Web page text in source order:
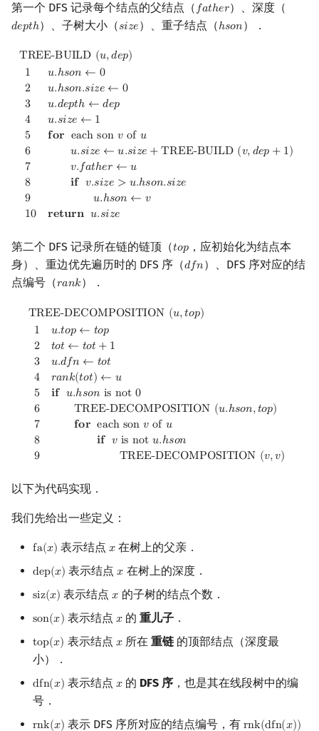
二次域
第一个 DFS 记录每个结点的父结点（𝑓𝑎𝑡ℎ𝑒𝑟
father）、深度（
𝑑𝑒𝑝𝑡ℎ
depth）、子树大小（𝑠𝑖𝑧𝑒
size）、重子结点（ℎ𝑠𝑜𝑛
hson）．
TREE-BUILD (𝑢,𝑑𝑒𝑝)
1
𝑢.ℎ𝑠𝑜𝑛 ← 0
2
𝑢.ℎ𝑠𝑜𝑛.𝑠𝑖𝑧𝑒 ← 0
3
𝑢.𝑑𝑒𝑝𝑡ℎ ← 𝑑𝑒𝑝
4
𝑢.𝑠𝑖𝑧𝑒 ← 1
5
𝐟𝐨𝐫 each son 𝑣 of 𝑢
6
𝑢.𝑠𝑖𝑧𝑒 ← 𝑢.𝑠𝑖𝑧𝑒 +TREE-BUILD (𝑣,𝑑𝑒𝑝 + 1)
7
𝑣.𝑓𝑎𝑡ℎ𝑒𝑟 ← 𝑢
8
𝐢𝐟 𝑣.𝑠𝑖𝑧𝑒 > 𝑢.ℎ𝑠𝑜𝑛.𝑠𝑖𝑧𝑒
9
𝑢.ℎ𝑠𝑜𝑛 ← 𝑣
10 𝐫𝐞𝐭𝐮𝐫𝐧 𝑢.𝑠𝑖𝑧𝑒
TREE-BUILD(u,dep)1u.hson
第二个 DFS 记录所在链的链顶（𝑡𝑜𝑝
top，应初始化为结点本
身）、重边优先遍历时的 DFS 序（𝑑𝑓𝑛
dfn ）、DFS 序对应的结
点编号（𝑟𝑎𝑛𝑘
rank ）．
TREE-DECOMPOSITION (𝑢,𝑡𝑜𝑝)
1
𝑢.𝑡𝑜𝑝 ← 𝑡𝑜𝑝
2
𝑡𝑜𝑡 ← 𝑡𝑜𝑡 + 1
3
𝑢.𝑑𝑓𝑛 ← 𝑡𝑜𝑡
4
𝑟𝑎𝑛𝑘(𝑡𝑜𝑡) ← 𝑢
5
𝐢𝐟 𝑢.ℎ𝑠𝑜𝑛 is not 0
6
TREE-DECOMPOSITION (𝑢.ℎ𝑠𝑜𝑛,𝑡𝑜𝑝)
7
𝐟𝐨𝐫 each son 𝑣 of 𝑢
8
𝐢𝐟 𝑣 is not 𝑢.ℎ𝑠𝑜𝑛
9
TREE-DECOMPOSITION (𝑣,𝑣)
TREE-DECOMPOSITION(u,top)1 u.top←
以下为代码实现．
我们先给出一些定义：
fa(𝑥)
fa(x) 表示结点𝑥
x 在树上的父亲．
dep(𝑥)
dep(x) 表示结点𝑥
x 在树上的深度．
siz(𝑥)
siz(x) 表示结点𝑥
x 的子树的结点个数．
son(𝑥)
son(x) 表示结点 𝑥
x的 重儿子．
top(𝑥)
top(x) 表示结点 𝑥
x所在 重链的顶部结点（深度最
小）．
dfn(𝑥)
dfn(x) 表示结点𝑥
x 的 DFS 序 ，也是其在线段树中的编
号．
rnk(x) 表示 DFS 序所对应的结点编号，有rnk(dfn(x))=